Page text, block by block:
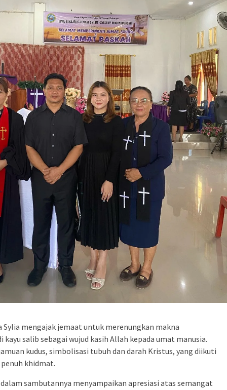
mengajak jemaat untuk merenungkan makna
kayu salib sebagai wujud kasih Allah kepada umat manusia.
kudus, simbolisasi tubuh dan darah Kristus, yang diikuti
khidmat.
sambutannya menyampaikan apresiasi atas semangat